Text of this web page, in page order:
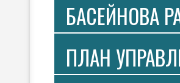
БАСЕЙНОВА
ПЛАН